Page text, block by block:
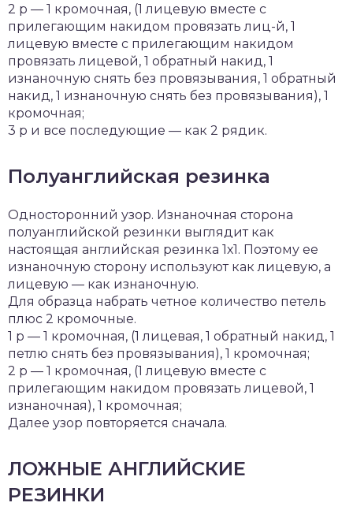
2 р — 1 кромочная, (1 лицевую вместе с
прилегающим накидом провязать лиц-й, 1
лицевую вместе с прилегающим накидом
провязать лицевой, 1 обратный накид, 1
изнаночную снять без провязывания, 1 обратный
накид, 1 изнаночную снять без провязывания), 1
кромочная;
3 р и все последующие — как 2 рядик.
Полуанглийская резинка
Односторонний узор. Изнаночная сторона
полуанглийской резинки выглядит как
настоящая английская резинка 1х1. Поэтому ее
изнаночную сторону используют как лицевую, а
лицевую — как изнаночную.
Для образца набрать четное количество петель
плюс 2 кромочные.
1 р — 1 кромочная, (1 лицевая, 1 обратный накид, 1
петлю снять без провязывания), 1 кромочная;
2 р — 1 кромочная, (1 лицевую вместе с
прилегающим накидом провязать лицевой, 1
изнаночная), 1 кромочная;
Далее узор повторяется сначала.
ЛОЖНЫЕ АНГЛИЙСКИЕ
РЕЗИНКИ